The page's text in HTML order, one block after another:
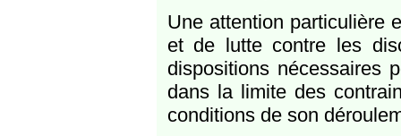
Une attention particulière
et de lutte contre les
dispositions nécessaires
dans la limite des
conditions de son